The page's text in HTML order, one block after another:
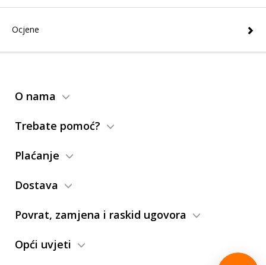
Ocjene
O nama
Trebate pomoć?
Plaćanje
Dostava
Povrat, zamjena i raskid ugovora
Opći uvjeti